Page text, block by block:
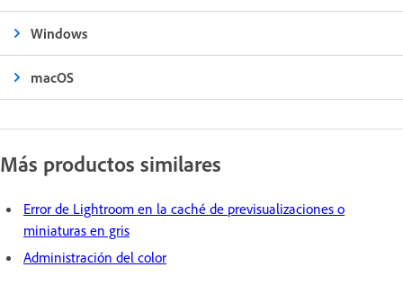
Windows
macOS
Más productos similares
Error de Lightroom en la caché de previsualizaciones o
miniaturas en gris
Administración del color